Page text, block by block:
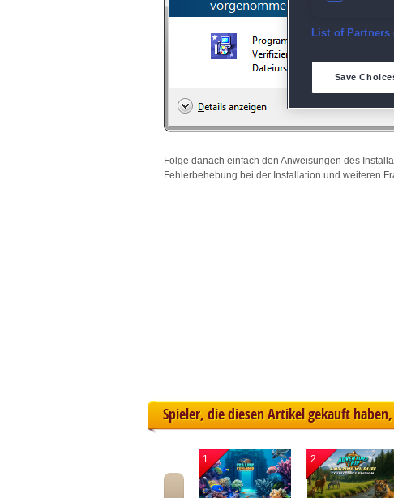
Folge danach einfach den Anweisungen des
Fehlerbehebung bei der Installation und weiteren
Spieler, die diesen Artikel gekauft
1 2
Ensure
Match
List of Partners
Save